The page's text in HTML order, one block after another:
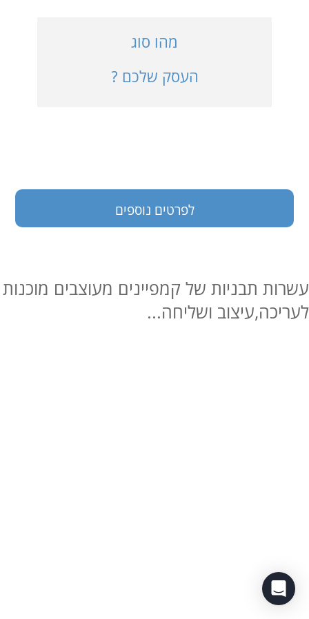
בעלי עסקים
לפרטים נוספים
מהו סוג
העסק שלכם ?
עשרות תבניות של קמפיינים מעוצבים מוכנות
לעריכה,עיצוב ושליחה...